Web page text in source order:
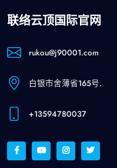
联络云顶国际官网
rukou@j90001.com
白银市舍薄省165号.
+13594780037